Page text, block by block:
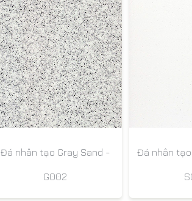
Đá nhân tạo Gray Sand -
G002
Đá nhân